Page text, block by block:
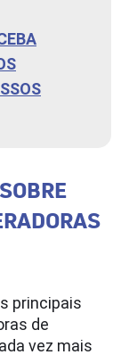
principais
de
vez mais